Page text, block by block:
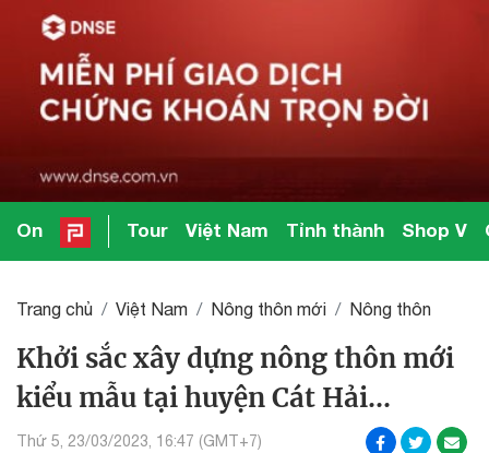
On Tour Việt Nam Tỉnh thành Shop V
Trang chủ Việt Nam Nông thôn mới Nông thôn
Khởi sắc xây dựng nông thôn mới
kiểu mẫu tại huyện Cát Hải...
Thứ 5, 23/03/2023, 16:47 (GMT+7)